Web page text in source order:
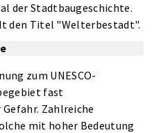
der Stadtbaugeschichte.
den Titel "Welterbestadt".
zum UNESCO-
fast
Zahlreiche
mit hoher Bedeutung